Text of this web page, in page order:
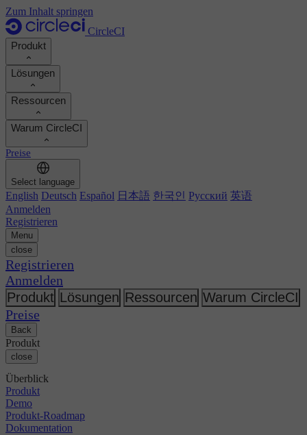
Zum Inhalt springen
CircleCI
Produkt
Produkt
Demo
Produkt-Roadmap
Dokumentation
Ausführungsumgebungen
Chunk
MCP-ServerNeu
Build-Images
Build-Optimierung
Autoscaling
Technische Services
GitHub
GitLab
Bitbucket
AWS
GCP
Azure
Kubernetes
Lösungen
Entwickler
Platform-Engineers
Sicherheitsingenieure
Engineering-Manager
Führungskräfte
KI-Agenten
Automatisierung
Kontinuierliche Integration
Mobile
KI
Release-Orchestrierung
Sicherheit & Compliance
Enterprise
KMU
Startup
Ressourcen
Dokumentation
Support-Portal
Orbs-Registry
Image-Registry
Kundengeschichten
Berichte & Leitfäden
Podcast
Blog
Themen
Changelog
Veranstaltungen
Diskussionsforum
Open Source
Warum CircleCI
ROI berechnen
Entwicklerproduktivität steigern
Vergleichen Sie Ihr Team
Kundenerfolge ansehen
CircleCI vs GitHub Actions
CircleCI vs Harness
CircleCI vs Harness
CircleCI vs Jenkins
CircleCI vs Bitrise
Über uns
Partner
Newsroom
Preise
Select language
English Deutsch Español 日本語 한국인 Русский 英语
Anmelden
Registrieren
Menu
close
Registrieren
Anmelden
Produkt Lösungen Ressourcen Warum CircleCI
Preise
Back
Produkt
close
Überblick
Produkt
Demo
Produkt-Roadmap
Dokumentation